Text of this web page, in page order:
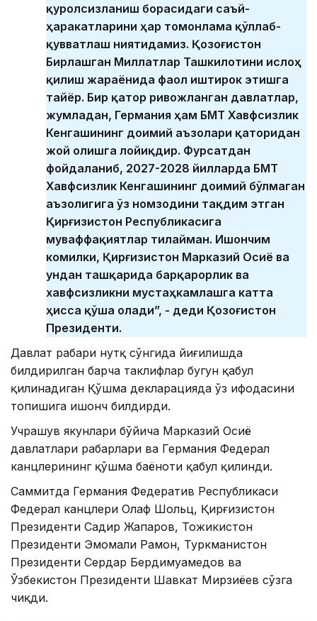
қуролсизланиш борасидаги саъй-
ҳаракатларини ҳар томонлама қўллаб-
қувватлаш ниятидамиз. Қозоғистон
Бирлашган Миллатлар Ташкилотини ислоҳ
қилиш жараёнида фаол иштирок этишга
тайёр. Бир қатор ривожланган давлатлар,
жумладан, Германия ҳам БМТ Хавфсизлик
Кенгашининг доимий аъзолари қаторидан
жой олишга лойиқдир. Фурсатдан
фойдаланиб, 2027-2028 йилларда БМТ
Хавфсизлик Кенгашининг доимий бўлмаган
аъзолигига ўз номзодини тақдим этган
Қирғизистон Республикасига
муваффақиятлар тилайман. Ишончим
комилки, Қирғизистон Марказий Осиё ва
ундан ташқарида барқарорлик ва
хавфсизликни мустаҳкамлашга катта
ҳисса қўша олади”, - деди Қозоғистон
Президенти.
Давлат раҳбари нутқ сўнгида йиғилишда
билдирилган барча таклифлар бугун қабул
қилинадиган Қўшма декларацияда ўз ифодасини
топишига ишонч билдирди.
Учрашув якунлари бўйича Марказий Осиё
давлатлари раҳбарлари ва Германия Федерал
канцлерининг қўшма баёноти қабул қилинди.
Саммитда Германия Федератив Республикаси
Федерал канцлери Олаф Шольц, Қирғизистон
Президенти Садир Жапаров, Тожикистон
Президенти Эмомали Раҳмон, Туркманистон
Президенти Сердар Бердимуҳамедов ва
Ўзбекистон Президенти Шавкат Мирзиёев сўзга
чиқди.